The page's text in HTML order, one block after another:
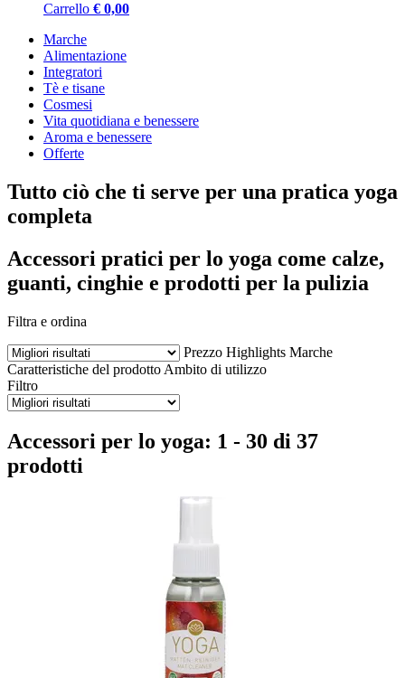
Carrello € 0,00
Marche
Alimentazione
Integratori
Tè e tisane
Cosmesi
Vita quotidiana e benessere
Aroma e benessere
Offerte
Tutto ciò che ti serve per una pratica yoga
completa
Accessori pratici per lo yoga come calze,
guanti, cinghie e prodotti per la pulizia
Filtra e ordina
Prezzo Highlights Marche
Caratteristiche del prodotto Ambito di utilizzo
Filtro
Accessori per lo yoga: 1 - 30 di 37
prodotti